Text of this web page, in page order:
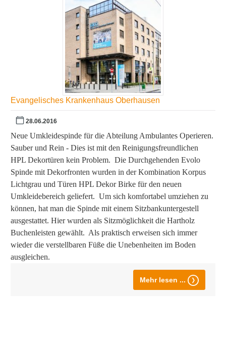
Evangelisches Krankenhaus Oberhausen
28.06.2016
Neue Umkleidespinde für die Abteilung Ambulantes Operieren.
Sauber und Rein - Dies ist mit den Reinigungsfreundlichen
HPL Dekortüren kein Problem. Die Durchgehenden Evolo
Spinde mit Dekorfronten wurden in der Kombination Korpus
Lichtgrau und Türen HPL Dekor Birke für den neuen
Umkleidebereich geliefert. Um sich komfortabel umziehen zu
können, hat man die Spinde mit einem Sitzbankuntergestell
ausgestattet. Hier wurden als Sitzmöglichkeit die Hartholz
Buchenleisten gewählt. Als praktisch erweisen sich immer
wieder die verstellbaren Füße die Unebenheiten im Boden
ausgleichen.
Mehr lesen ...